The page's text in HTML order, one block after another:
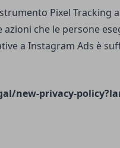
Pixel Tracking
che le persone
a Instagram Ads è
new-privacy-